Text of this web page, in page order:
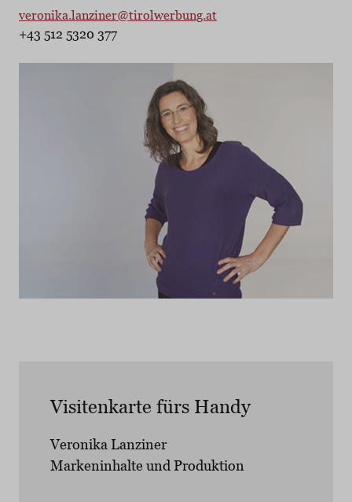
veronika.lanziner@tirolwerbung.at
+43 512 5320 377
Visitenkarte fürs Handy
Veronika Lanziner
Markeninhalte und Produktion